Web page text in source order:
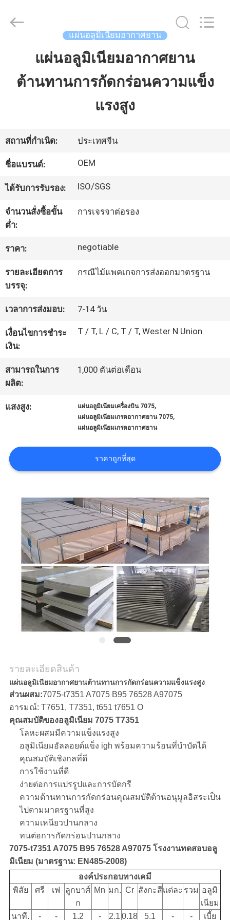
เกี่ยว
กับ
เรา
ทัวร์
โรงงาน
ติดต่อ
เรา
ขอ
ใบ
ราคา
แผนผัง
PRIVACY
POLICY
Reserved.
แผ่นอลูมิเนียมอากาศยาน
แผ่นอลูมิเนียมอากาศยาน
ต้านทานการกัดกร่อนความแข็ง
แรงสูง
สถานที่กำเนิด: ประเทศจีน
ชื่อแบรนด์: OEM
ได้รับการรับรอง: ISO/SGS
จำนวนสั่งซื้อขั้น
ต่ำ:
การเจรจาต่อรอง
ราคา: negotiable
รายละเอียดการ
บรรจุ:
กรณีไม้แพคเกจการส่งออกมาตรฐาน
เวลาการส่งมอบ: 7-14 วัน
เงื่อนไขการชำระ
เงิน:
T / T, L / C, T / T, Wester N Union
สามารถในการ
ผลิต:
1,000 ตันต่อเดือน
แสงสูง: แผ่นอลูมิเนียมเครื่องบิน 7075,
แผ่นอลูมิเนียมเกรดอากาศยาน 7075,
แผ่นอลูมิเนียมเกรดอากาศยาน
ราคาถูกที่สุด
รายละเอียดสินค้า
แผ่นอลูมิเนียมอากาศยานต้านทานการกัดกร่อนความแข็งแรงสูง
ส่วนผสม:7075-t7351 A7075 B95 76528 A97075
อารมณ์: T7651, T7351, t651 t7651 O
คุณสมบัติของอลูมิเนียม 7075 T7351
โลหะผสมมีความแข็งแรงสูง
อลูมิเนียมอัลลอยด์แข็ง igh พร้อมความร้อนที่บำบัดได้
คุณสมบัติเชิงกลที่ดี
การใช้งานที่ดี
ง่ายต่อการแปรรูปและการบัดกรี
ความต้านทานการกัดกร่อนคุณสมบัติต้านอนุมูลอิสระเป็น
ไปตามมาตรฐานที่สูง
ความเหนียวปานกลาง
ทนต่อการกัดกร่อนปานกลาง
7075-t7351 A7075 B95 76528 A97075 โรงงานทดสอบอลู
มิเนียม (มาตรฐาน: EN485-2008)
องค์ประกอบทางเคมี
พิสัย
ศรี เฟ
ลูกบาศ์
ก
Mn มก. Cr สังกะสีแต่ละ รวม อลูมิ
เนียม
นาที.
- - 1.2 - 2.1 0.18 5.1 - - เบี้ย